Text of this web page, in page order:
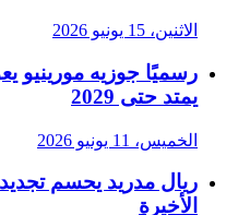
الاثنين، 15 يونيو 2026
رسميًا جوزيه مورينيو
يمتد حتى 2029
الخميس، 11 يونيو 2026
ريال مدريد يحسم
الأخيرة